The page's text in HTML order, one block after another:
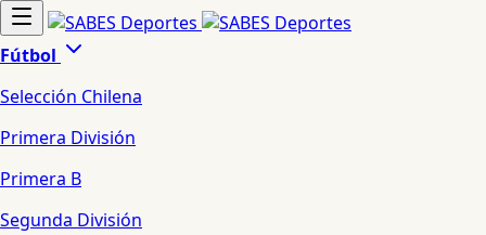
Fútbol
Selección Chilena
Primera División
Primera B
Segunda División